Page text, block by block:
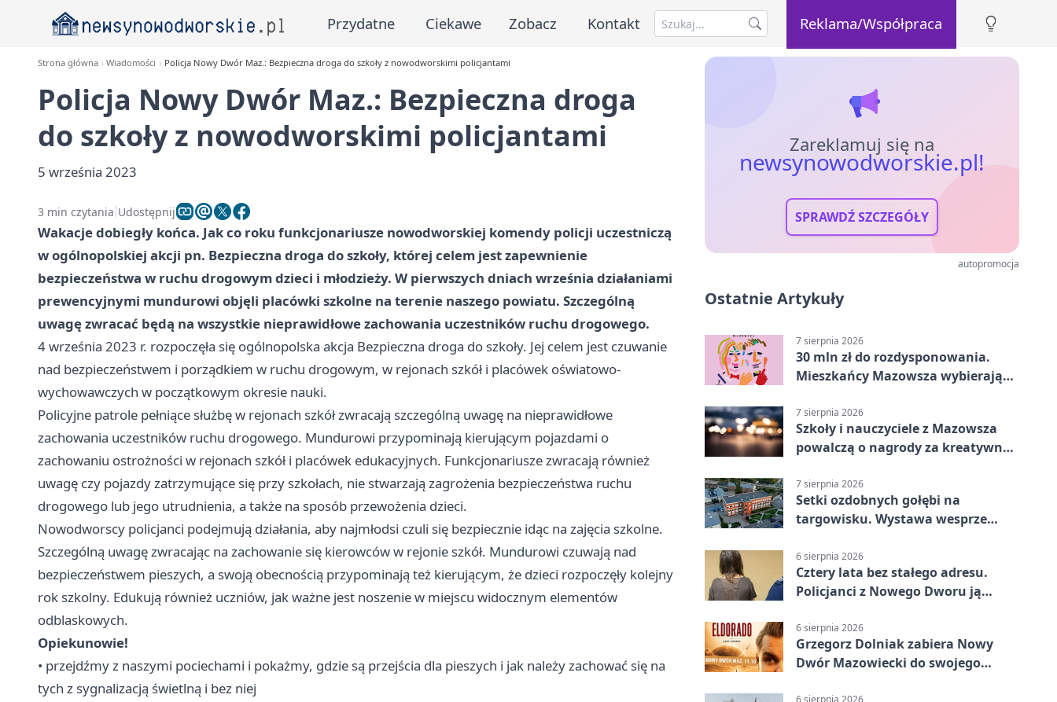
Przydatne Ciekawe Zobacz Kontakt Reklama/Współpraca
Strona główna Wiadomości Policja Nowy Dwór Maz.: Bezpieczna droga do szkoły z nowodworskimi policjantami
Policja Nowy Dwór Maz.: Bezpieczna droga
do szkoły z nowodworskimi policjantami
5 września 2023
3 min czytania Udostępnij
Wakacje dobiegły końca. Jak co roku funkcjonariusze nowodworskiej komendy policji uczestniczą
w ogólnopolskiej akcji pn. Bezpieczna droga do szkoły, której celem jest zapewnienie
bezpieczeństwa w ruchu drogowym dzieci i młodzieży. W pierwszych dniach września działaniami
prewencyjnymi mundurowi objęli placówki szkolne na terenie naszego powiatu. Szczególną
uwagę zwracać będą na wszystkie nieprawidłowe zachowania uczestników ruchu drogowego.
4 września 2023 r. rozpoczęła się ogólnopolska akcja Bezpieczna droga do szkoły. Jej celem jest czuwanie
nad bezpieczeństwem i porządkiem w ruchu drogowym, w rejonach szkół i placówek oświatowo-
wychowawczych w początkowym okresie nauki.
Policyjne patrole pełniące służbę w rejonach szkół zwracają szczególną uwagę na nieprawidłowe
zachowania uczestników ruchu drogowego. Mundurowi przypominają kierującym pojazdami o
zachowaniu ostrożności w rejonach szkół i placówek edukacyjnych. Funkcjonariusze zwracają również
uwagę czy pojazdy zatrzymujące się przy szkołach, nie stwarzają zagrożenia bezpieczeństwa ruchu
drogowego lub jego utrudnienia, a także na sposób przewożenia dzieci.
Nowodworscy policjanci podejmują działania, aby najmłodsi czuli się bezpiecznie idąc na zajęcia szkolne.
Szczególną uwagę zwracając na zachowanie się kierowców w rejonie szkół. Mundurowi czuwają nad
bezpieczeństwem pieszych, a swoją obecnością przypominają też kierującym, że dzieci rozpoczęły kolejny
rok szkolny. Edukują również uczniów, jak ważne jest noszenie w miejscu widocznym elementów
odblaskowych.
Opiekunowie!
• przejdźmy z naszymi pociechami i pokażmy, gdzie są przejścia dla pieszych i jak należy zachować się na
tych z sygnalizacją świetlną i bez niej
Zareklamuj się na
newsynowodworskie.pl!
SPRAWDŹ SZCZEGÓŁY
autopromocja
Ostatnie Artykuły
7 sierpnia 2026
30 mln zł do rozdysponowania.
Mieszkańcy Mazowsza wybierają
7 sierpnia 2026
Szkoły i nauczyciele z Mazowsza
powalczą o nagrody za kreatywną
7 sierpnia 2026
Setki ozdobnych gołębi na
targowisku. Wystawa wesprze
6 sierpnia 2026
Cztery lata bez stałego adresu.
Policjanci z Nowego Dworu ją
6 sierpnia 2026
Grzegorz Dolniak zabiera Nowy
Dwór Mazowiecki do swojego
6 sierpnia 2026